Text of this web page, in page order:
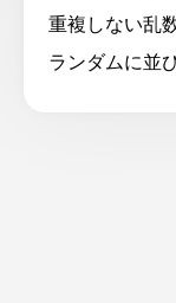
重複しない乱
ランダムに並